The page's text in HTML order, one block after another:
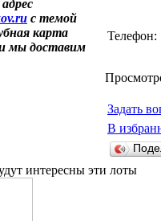
с темой
карта
мы доставим
Телефон:
Задать
В
интересны эти лоты